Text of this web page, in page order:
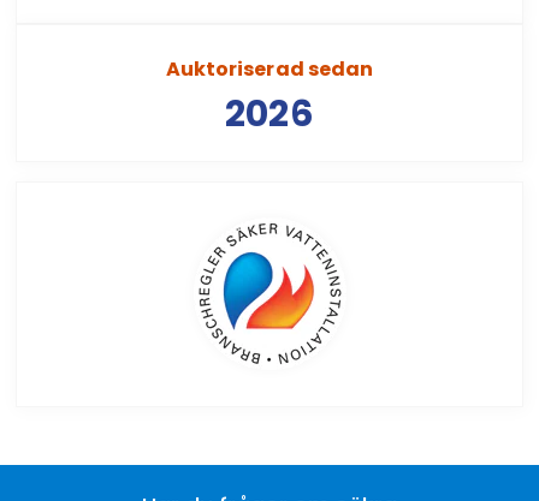
Auktoriserad sedan
2026